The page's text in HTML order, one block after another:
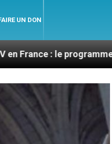
UN DON
détaillé de sa